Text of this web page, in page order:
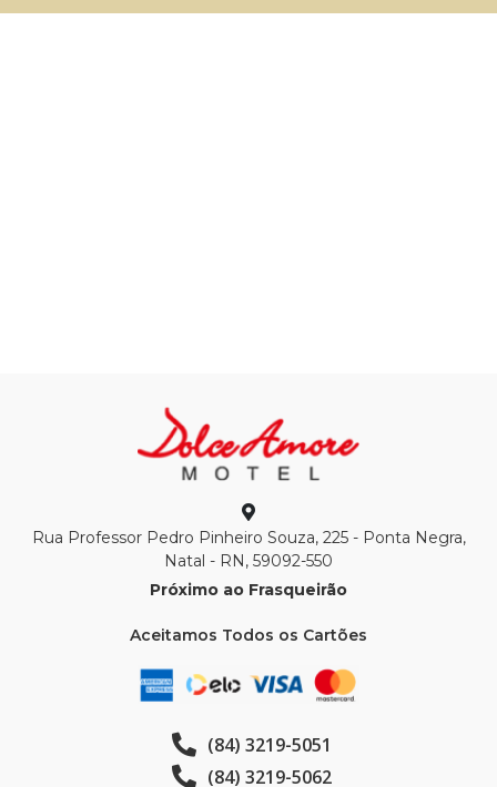
Rua Professor Pedro Pinheiro Souza, 225 - Ponta Negra,
Natal - RN, 59092-550
Próximo ao Frasqueirão
Aceitamos Todos os Cartões
(84) 3219-5051
(84) 3219-5062